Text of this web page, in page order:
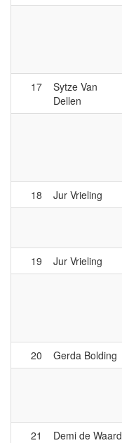
17
Sytze Van
Dellen
18
Jur Vrieling
19
Jur Vrieling
20
Gerda Bolding
21
Demi de Waard